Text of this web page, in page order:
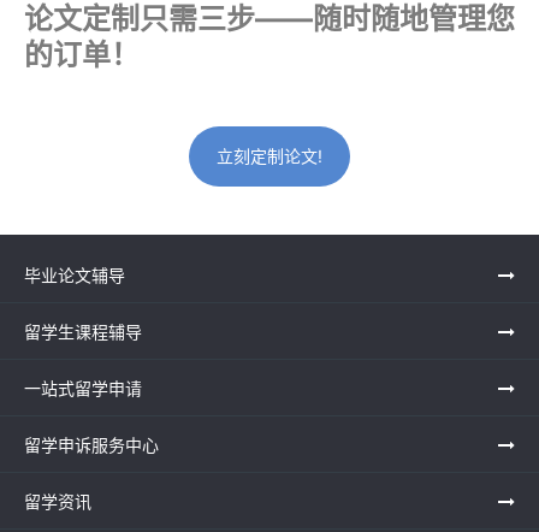
论文定制只需三步——随时随地管理您
的订单！
立刻定制论文!
毕业论文辅导
留学生课程辅导
一站式留学申请
留学申诉服务中心
留学资讯